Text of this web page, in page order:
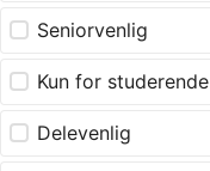
Seniorvenlig
Kun for studerende
Delevenlig